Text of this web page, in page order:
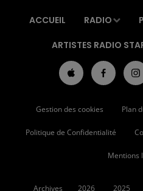
ACCUEIL RADIO
ARTISTES RADIO
Gestion des cookies Plan
Politique de Confidentialité
Mentions
Archives 2026 2025